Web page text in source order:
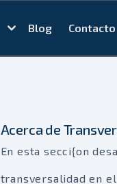
Blog Contacto
Acerca de
En esta secci{on
transversalidad en